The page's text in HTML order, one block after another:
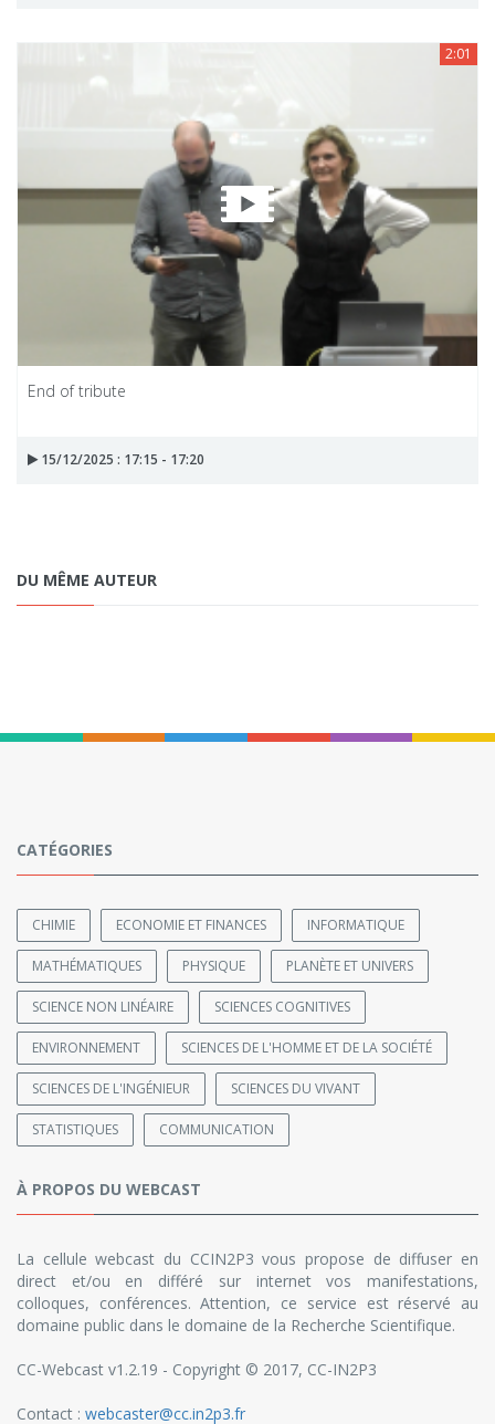
2:01
End of tribute
15/12/2025 : 17:15 - 17:20
DU MÊME AUTEUR
CATÉGORIES
CHIMIE ECONOMIE ET FINANCES INFORMATIQUE
MATHÉMATIQUES PHYSIQUE PLANÈTE ET UNIVERS
SCIENCE NON LINÉAIRE SCIENCES COGNITIVES
ENVIRONNEMENT SCIENCES DE L'HOMME ET DE LA SOCIÉTÉ
SCIENCES DE L'INGÉNIEUR SCIENCES DU VIVANT
STATISTIQUES COMMUNICATION
À PROPOS DU WEBCAST
La cellule webcast du CCIN2P3 vous propose de diffuser en
direct et/ou en différé sur internet vos manifestations,
colloques, conférences. Attention, ce service est réservé au
domaine public dans le domaine de la Recherche Scientifique.
CC-Webcast v1.2.19 - Copyright © 2017, CC-IN2P3
Contact : webcaster@cc.in2p3.fr